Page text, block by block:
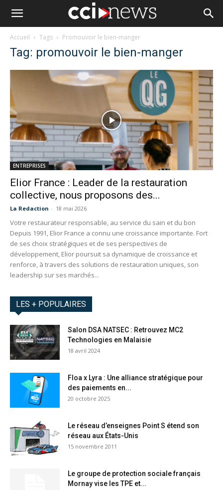
Accueil Tags Promouvoir le bien-manger
Tag: promouvoir le bien-manger
ENTREPRISES
Elior France : Leader de la restauration
collective, nous proposons des...
La Redaction - 18 mai 2026
Votre restaurateur responsable, au service du sain et du bon
Depuis 1991, Elior France a connu une croissance importante. Fort
de ses choix stratégiques et de ses perspectives de
développement, Elior poursuit sa dynamique de croissance et
renforce, à travers des solutions de restauration uniques, son
leadership sur ses marchés...
LES + POPULAIRES
Salon DSA NATSEC : Retrouvez MC2
Technologies en Malaisie
18 avril 2024
Floa x Lyra : Une alliance stratégique pour
des paiements en...
20 octobre 2025
Le réseau d’enseignes Point S étend son
réseau aux États-Unis
15 novembre 2011
Le groupe de protection sociale français
Mornay vise les TPE et...